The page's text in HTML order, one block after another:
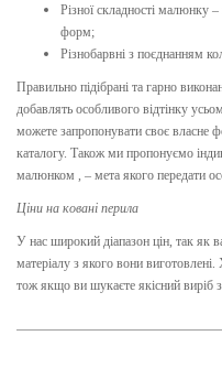
Різної складності малюнку
форм;
Різнобарвні з поєднанням
Правильно підібрані та гарно
добавлять особливого відтінку
можете запропонувати своє власне
каталогу. Також ми пропонуємо
малюнком , – мета якого передати
Ціни на ковані перила
У нас широкий діапазон цін, так як
матеріалу з якого вони
тож якщо ви шукаєте якісний виріб